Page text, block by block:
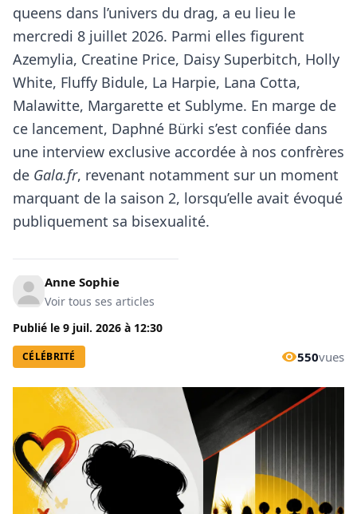
queens dans l’univers du drag, a eu lieu le
mercredi 8 juillet 2026. Parmi elles figurent
Azemylia, Creatine Price, Daisy Superbitch, Holly
White, Fluffy Bidule, La Harpie, Lana Cotta,
Malawitte, Margarette et Sublyme. En marge de
ce lancement, Daphné Bürki s’est confiée dans
une interview exclusive accordée à nos confrères
de Gala.fr, revenant notamment sur un moment
marquant de la saison 2, lorsqu’elle avait évoqué
publiquement sa bisexualité.
Anne Sophie
Voir tous ses articles
Publié le 9 juil. 2026 à 12:30
CÉLÉBRITÉ 550vues